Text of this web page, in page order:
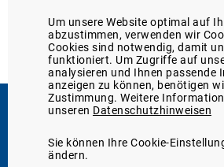
Registrierung
Sie erreichen uns
telefonisch unter:
05131/705-
Um unsere Website optimal auf
abzustimmen, verwenden wir
Cookies sind notwendig, damit
funktioniert. Um Zugriffe auf
analysieren und Ihnen passende
anzeigen zu können, benötigen
Zustimmung. Weitere
unseren Datenschutzhinweisen
Sie können Ihre Cookie-
ändern.